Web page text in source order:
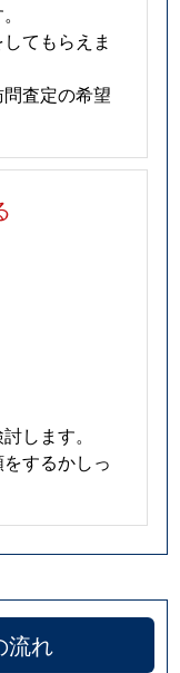
てもらえま
査定の希望
します。
するかしっ
流れ